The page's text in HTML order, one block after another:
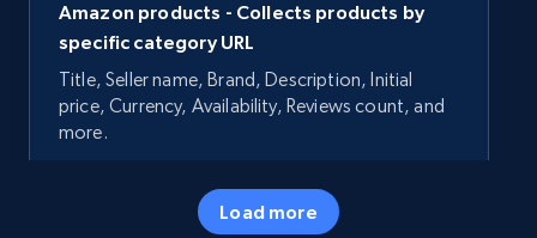
Amazon products - Collects products by
specific category URL
Title, Seller name, Brand, Description, Initial
price, Currency, Availability, Reviews count, and
more.
5.7K+ Jetzt anfangen
Load more